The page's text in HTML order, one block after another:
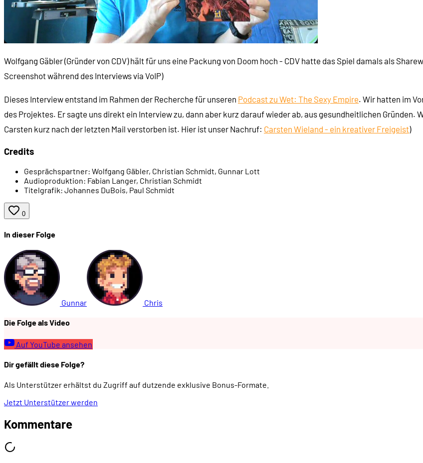
00:55:49 Verträge und Rechte an der Marke "Lula"
00:57:22 Wie kam es zu Lula Inside?
01:02:02 Wie erfolgreich war Wet: The Sexy Empire?
01:08:54 Was passiert nach Wet Attack?
01:16:43
01:17:32 Warum hat Computec Wet nicht getestet?
01:19:34 Wie wichtig war Wet für CDV?
Wolfgang Gäbler (Gründer von CDV) hält für uns eine Packung von Doom hoch - CDV hatte das Spiel damals als
Screenshot während des Interviews via VoIP)
Dieses Interview entstand im Rahmen der Recherche für unseren Podcast zu Wet: The Sexy Empire. Wir hatten im
des Projektes. Er sagte uns direkt ein Interview zu, dann aber kurz darauf wieder ab, aus gesundheitlichen Gründen.
Carsten kurz nach der letzten Mail verstorben ist. Hier ist unser Nachruf: Carsten Wieland - ein kreativer Freigeist)
Credits
Gesprächspartner: Wolfgang Gäbler, Christian Schmidt, Gunnar Lott
Audioproduktion: Fabian Langer, Christian Schmidt
Titelgrafik: Johannes DuBois, Paul Schmidt
0
In dieser Folge
Gunnar Chris
Die Folge als Video
Auf YouTube ansehen
Dir gefällt diese Folge?
Als Unterstützer erhältst du Zugriff auf dutzende exklusive Bonus-Formate.
Jetzt Unterstützer werden
Kommentare